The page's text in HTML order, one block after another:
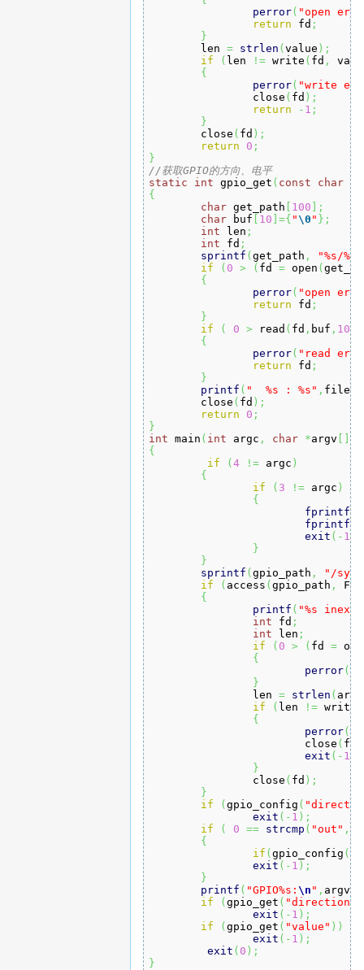
perror( "open
return fd ;
}
	len
= strlen (value ) ;
if
( len != write ( fd ,
{
perror( "write
		close
( fd ) ;
return
- 1 ;
}
	close
( fd ) ;
return
0 ;
}
//获取GPIO的方向、电平
static
int gpio_get ( const char *
{
char get_path [ 100 ] ;
char buf [ 10 ]={ "\0 " } ;
int len ;
int fd ;
sprintf (get_path , "%s/%s"
if
( 0 > ( fd = open (
{
perror( "open
return fd ;
}
if
( 0 > read ( fd , buf , 10)
{
perror( "read
return fd ;
}
printf ( "  %s : %s" , file,
	close
( fd ) ;
return
0 ;
}
int main ( int argc , char *argv [ ])
{
if
(4 != argc )
{
if
( 3 != argc )
{
fprintf(
fprintf(
exit ( - 1)
}
}
sprintf (gpio_path ,
"/sys/
if
( access (gpio_path ,
{
printf ( "%s
int fd ;
int len ;
if
( 0 > ( fd =
{
perror(
}
		len
= strlen ( argv
if
( len != write
{
perror(
			close
( fd
exit ( - 1)
}
		close
( fd ) ;
}
if
(gpio_config (
exit ( - 1 ) ;
if
( 0 == strcmp ( "out" ,
{
if (gpio_config (
exit ( - 1 ) ;
}
printf ( "GPIO%s:\n " , argv[
if
(gpio_get ( "direction"
exit ( - 1 ) ;
if
(gpio_get ( "value" ) )
exit ( - 1 ) ;
exit ( 0 ) ;
}